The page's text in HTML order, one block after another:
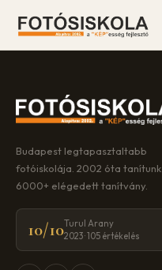
Budapest legtapasztaltabb
fotóiskolája. 2002 óta tanítunk,
6000+ elégedett tanítvány.
10/10Turul Arany
2023 · 105 értékelés